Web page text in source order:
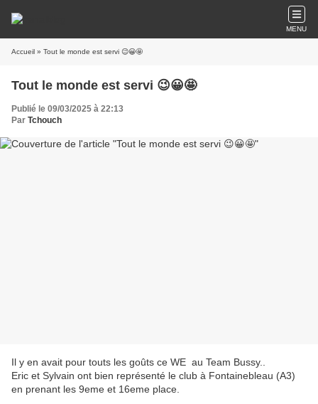
MENU
Accueil » Tout le monde est servi 😉😀🤩
Tout le monde est servi 😉😀🤩
Publié le 09/03/2025 à 22:13
Par Tchouch
Il y en avait pour touts les goûts ce WE au Team Bussy..
Eric et Sylvain ont bien représenté le club à Fontainebleau (A3)
en prenant les 9eme et 16eme place.